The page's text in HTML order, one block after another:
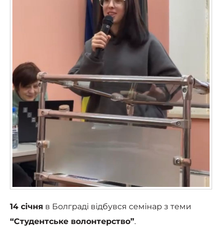
14 січня в Болграді відбувся семінар з теми
“Студентське волонтерство”.